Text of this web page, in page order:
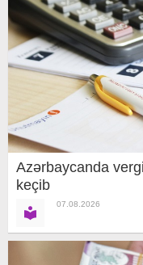
Azərbaycanda
keçib
07.08.2026